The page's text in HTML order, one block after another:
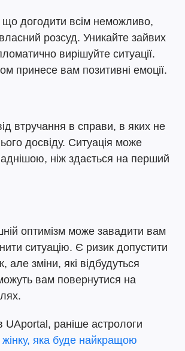
що догодити всім неможливо,
розсуд. Уникайте зайвих
вирішуйте ситуації.
принесе вам позитивні емоції.
втручання в справи, в яких не
досвіду. Ситуація може
ніж здається на перший
оптимізм може завадити вам
ситуацію. Є ризик допустити
але зміни, які відбудуться
вам повернутися на
UAportal, раніше астрологи
жінку, яка буде найкращою